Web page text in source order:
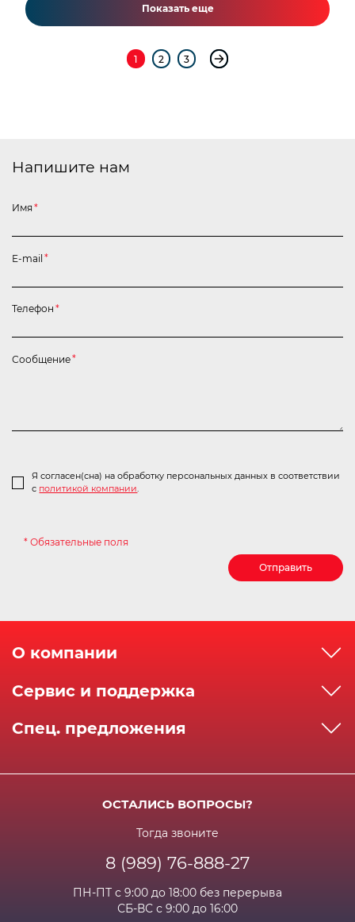
Показать еще
1 2 3
Напишите нам
Имя *
E-mail *
Я согласен(сна) на обработку персональных данных в соответствии
с политикой компании.
Телефон *
Сообщение*
* Обязательные поля
Отправить
О компании
Сервисный центр
Сервис и поддержка
Доставка
Возрат и гарантия
Спец. предложения
Часто задаваемые вопросы
ОСТАЛИСЬ ВОПРОСЫ?
Тогда звоните
8 (989) 76-888-27
ПН-ПТ с 9:00 до 18:00 без перерыва
СБ-ВС с 9:00 до 16:00